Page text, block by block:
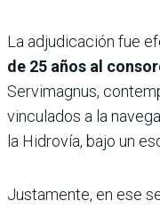
La adjudicación fue
de 25 años al
Servimagnus,
vinculados a la
la Hidrovía, bajo un
Justamente, en ese